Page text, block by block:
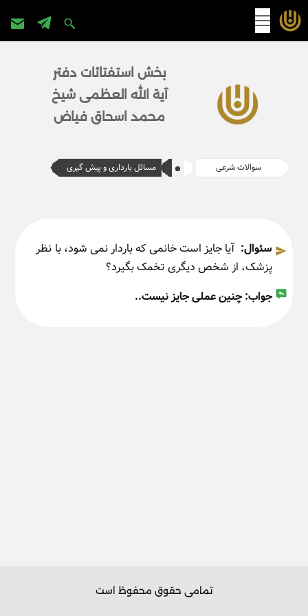
پرش
بخش استفتائات دفتر
آیة الله العظمی شیخ
محمد اسحاق فیاض
سوالات شرعی مسائل بارداری و پیش گیری
سئوال: آیا جایز است خانمی که باردار نمی شود، با نظر
پزشک، از شخص دیگری تخمک بگیرد؟
جواب: چنین عملی جایز نیست..
تمامی حقوق محفوظ است